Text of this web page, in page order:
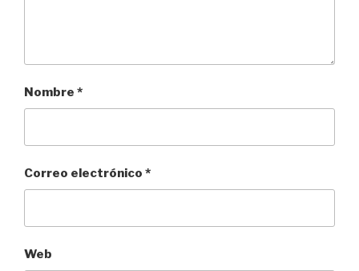
Nombre *
Correo electrónico *
Web